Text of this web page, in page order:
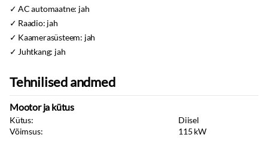
AC automaatne: jah
Raadio: jah
Kaamerasüsteem: jah
Juhtkang: jah
Tehnilised andmed
Mootor ja kütus
Kütus:
Diisel
Võimsus:
115 kW